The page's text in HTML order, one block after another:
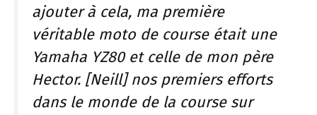
ajouter à cela, ma première
véritable moto de course était une
Yamaha YZ80 et celle de mon père
Hector. [Neill] nos premiers efforts
dans le monde de la course sur